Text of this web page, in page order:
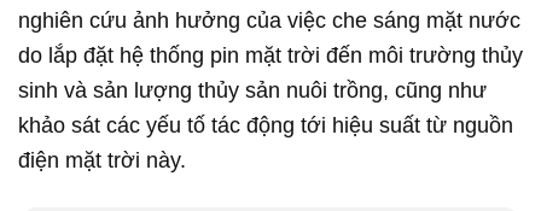
nghiên cứu ảnh hưởng của việc che sáng mặt nước
do lắp đặt hệ thống pin mặt trời đến môi trường thủy
sinh và sản lượng thủy sản nuôi trồng, cũng như
khảo sát các yếu tố tác động tới hiệu suất từ nguồn
điện mặt trời này.